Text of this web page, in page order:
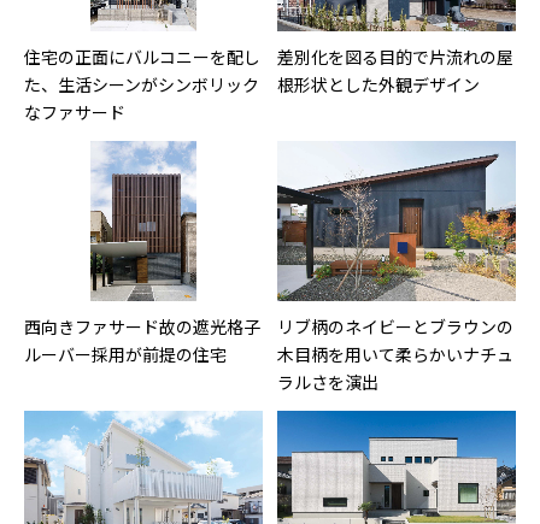
住宅の正面にバルコニーを配し
た、生活シーンがシンボリック
なファサード
差別化を図る目的で片流れの屋
根形状とした外観デザイン
西向きファサード故の遮光格子
ルーバー採用が前提の住宅
リブ柄のネイビーとブラウンの
木目柄を用いて柔らかいナチュ
ラルさを演出